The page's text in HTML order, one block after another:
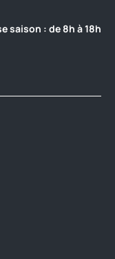
saison : de 8h à 18h